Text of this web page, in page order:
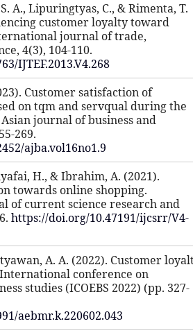
[20] Pratminingsih, S. A.,
(2013). Factors influencing
online shopping. International
economics and finance, 4(3), 104-
https://doi.org/10.7763/
[21] Siallagan, S. (2023). Customer
technopreneurs based on tqm and
covid-19 pandemic. Asian journal of
accounting, 16(1), 255-269.
https://doi.org/10.22452/
[22] Abdallah, N., Alyafai, H., &
Customer satisfaction towards
International journal of current
review, 4(7), 692-696.https://
[23] Sari, O. A., & Setyawan, A. A.
in online shopping. International
economics and business studies
https://doi.org/10.2991/